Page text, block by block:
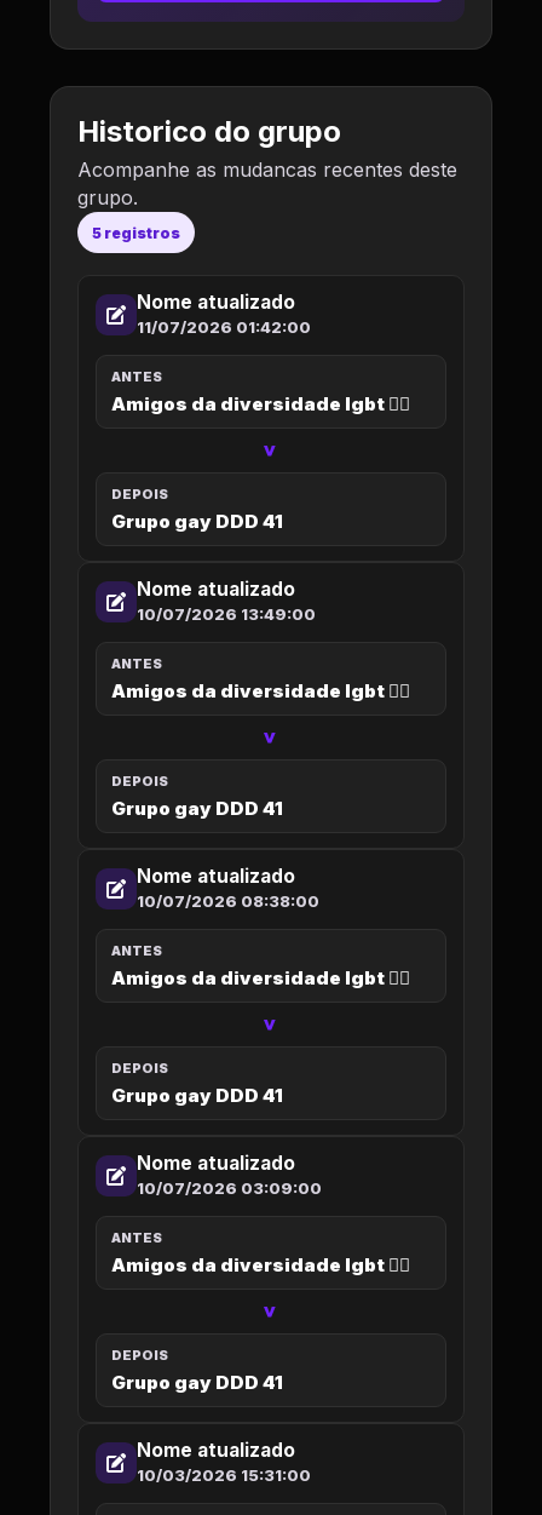
Historico do grupo
Acompanhe as mudancas recentes deste
grupo.
5 registros
Nome atualizado
11/07/2026 01:42:00
ANTES
Amigos da diversidade lgbt 🏳️‍🌈
>
DEPOIS
Grupo gay DDD 41
Nome atualizado
10/07/2026 13:49:00
ANTES
Amigos da diversidade lgbt 🏳️‍🌈
>
DEPOIS
Grupo gay DDD 41
Nome atualizado
10/07/2026 08:38:00
ANTES
Amigos da diversidade lgbt 🏳️‍🌈
>
DEPOIS
Grupo gay DDD 41
Nome atualizado
10/07/2026 03:09:00
ANTES
Amigos da diversidade lgbt 🏳️‍🌈
>
DEPOIS
Grupo gay DDD 41
Nome atualizado
10/03/2026 15:31:00